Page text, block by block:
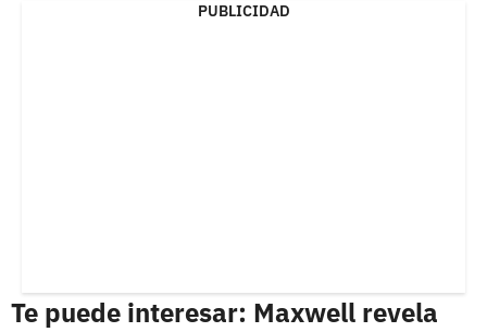
PUBLICIDAD
Te puede interesar: Maxwell revela